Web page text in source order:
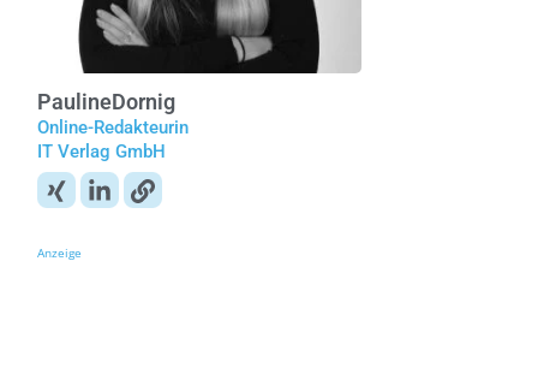
PaulineDornig
Online-Redakteurin
IT Verlag GmbH
Anzeige